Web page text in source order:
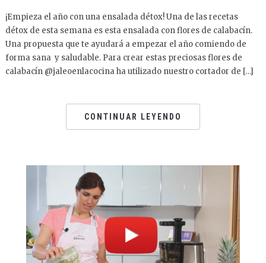
¡Empieza el año con una ensalada détox! Una de las recetas
détox de esta semana es esta ensalada con flores de calabacín.
Una propuesta que te ayudará a empezar el año comiendo de
forma sana y saludable. Para crear estas preciosas flores de
calabacín @jaleoenlacocina ha utilizado nuestro cortador de […]
CONTINUAR LEYENDO